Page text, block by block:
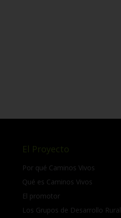
El Proyecto
Por qué Caminos Vivos
Qué es Caminos Vivos
El promotor
Los Grupos de Desarrollo Rural